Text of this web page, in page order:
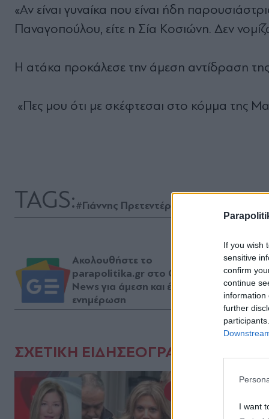
If you wish
sensitive
confirm
continue
information
further
I want
«Αν είναι γυναίκα που είναι ήδη
Παναγοπούλου, είτε η Σία Κοσιώνη. Δεν
Η ατάκα προκάλεσε την άμεση αντίδραση
«Πες μου ότι με σκέφτεσαι στο κόμμα της
TAGS:#Γιάννης Πρετεντέρης
Ακολουθήστε το
parapolitika.gr στο Google
News για άμεση και έγκυρη
ενημέρωση
ΣΧΕΤΙΚΗ ΕΙΔΗΣΕΟΓΡΑΦΙΑ